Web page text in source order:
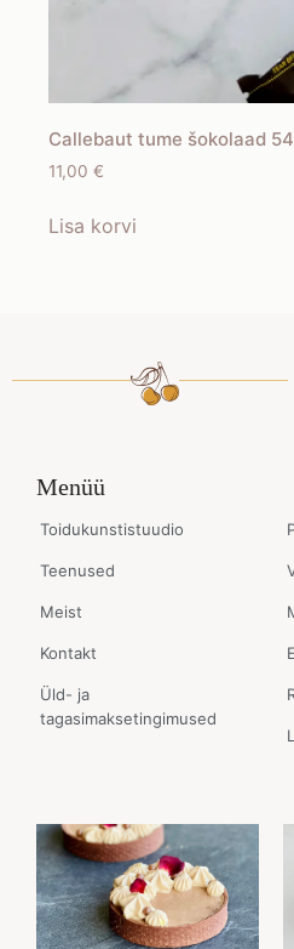
Callebaut tume šokolaad
11,00 €
Lisa korvi
Menüü
Toidukunstistuudio
Teenused
Meist
Kontakt
Üld- ja
tagasimaksetingimused